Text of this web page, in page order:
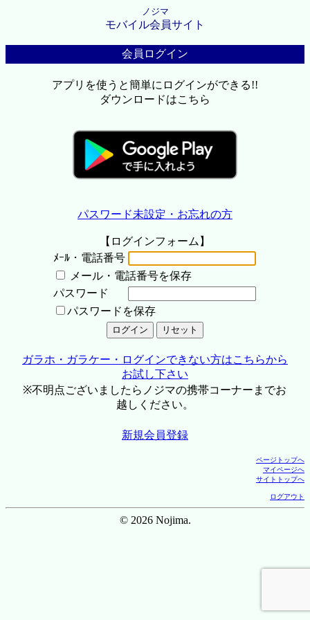
ノジマ
モバイル会員サイト
会員ログイン
アプリを使うと簡単にログインができる!!
ダウンロードはこちら
パスワード未設定・お忘れの方
【ログインフォーム】
ﾒｰﾙ・電話番号
メール・電話番号を保存
パスワード
パスワードを保存
ガラホ・ガラケー・ログインできない方はこちらから
お試し下さい
※不明点ございましたらノジマの携帯コーナーまでお
越しください。
新規会員登録
ページトップへ
マイページへ
サイトトップへ
ログアウト
© 2026 Nojima.